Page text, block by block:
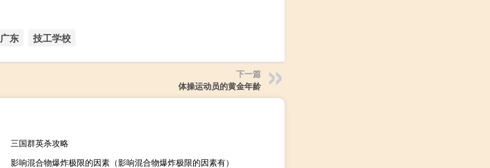
广东 技工学校
下一篇
体操运动员的黄金年龄
三国群英杀攻略
影响混合物爆炸极限的因素（影响混合物爆炸极限的因素有）